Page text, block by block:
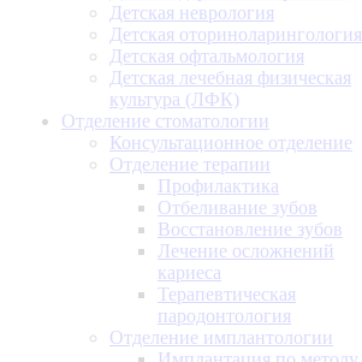
Детская неврология
Детская оториноларингология
Детская офтальмология
Детская лечебная физическая
культура (ЛФК)
Отделение стоматологии
Консультационное отделение
Отделение терапии
Профилактика
Отбеливание зубов
Восстановление зубов
Лечение осложнений
кариеса
Терапевтическая
пародонтология
Отделение имплантологии